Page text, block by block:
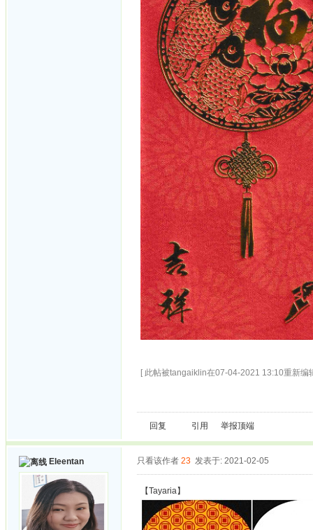
[ 此帖被tangaiklin在07-04-2021 13:10重新编
回复 引用 举报顶端
Eleentan 只看该作者 23 发表于: 2021-02-05
【Tayaria】